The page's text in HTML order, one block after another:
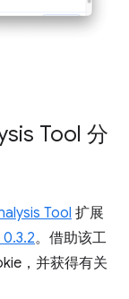
Tool 分
Tool 扩展
。借助该工
，并获得有关